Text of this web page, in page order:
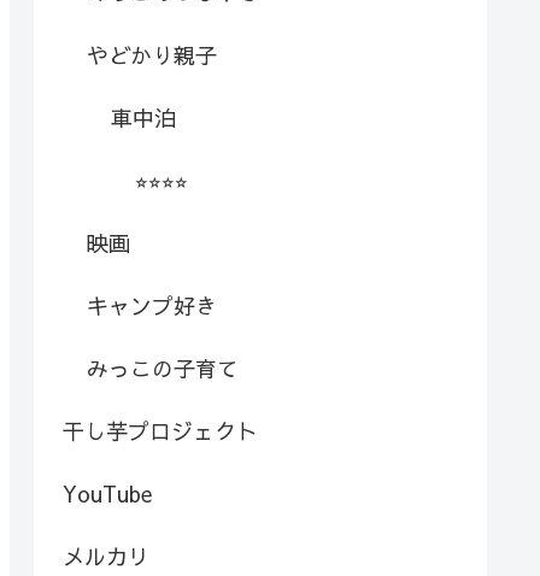
やどかり親子
車中泊
⭐︎⭐︎⭐︎⭐︎
映画
キャンプ好き
みっこの子育て
干し芋プロジェクト
YouTube
メルカリ